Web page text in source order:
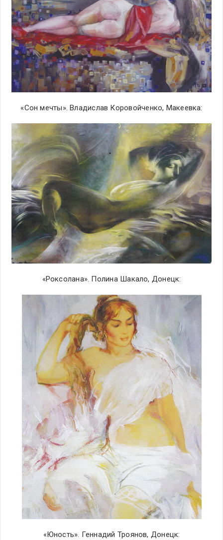
«Сон мечты». Владислав Коровойченко, Макеевка:
«Роксолана». Полина Шакало, Донецк:
«Юность». Геннадий Троянов, Донецк: